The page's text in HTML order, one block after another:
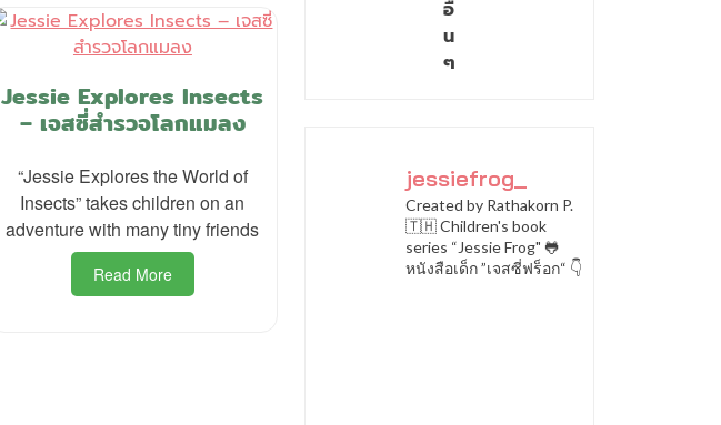
Jessie Explores Insects
– เจสซี่สำรวจโลกแมลง
“Jessie Explores the World of
Insects” takes children on an
adventure with many tiny friends
Read More
อื่
น
ๆ
jessiefrog_
Created by Rathakorn P.
🇹🇭Children's book
series “Jessie Frog" 🐸
หนังสือเด็ก ”เจสซี่ฟร็อก“ 👇